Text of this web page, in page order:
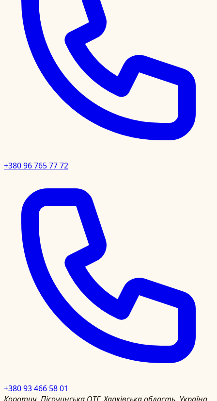
+380 96 765 77 72
+380 93 466 58 01
Коротич, Пісочинська ОТГ, Харківська область, Україна